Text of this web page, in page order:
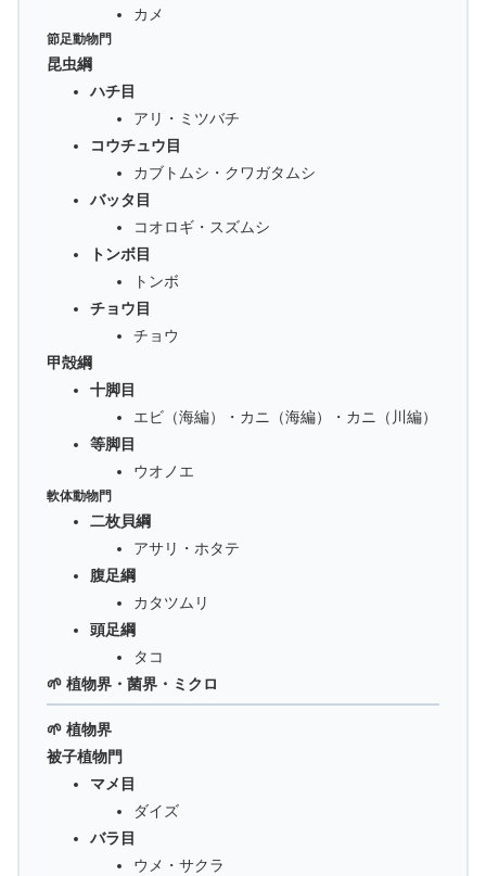
カメ
節足動物門
昆虫綱
ハチ目
アリ・ミツバチ
コウチュウ目
カブトムシ・クワガタムシ
バッタ目
コオロギ・スズムシ
トンボ目
トンボ
チョウ目
チョウ
甲殻綱
十脚目
エビ（海編）・カニ（海編）・カニ（川編）
等脚目
ウオノエ
軟体動物門
二枚貝綱
アサリ・ホタテ
腹足綱
カタツムリ
頭足綱
タコ
🌱 植物界・菌界・ミクロ
🌱 植物界
被子植物門
マメ目
ダイズ
バラ目
ウメ・サクラ